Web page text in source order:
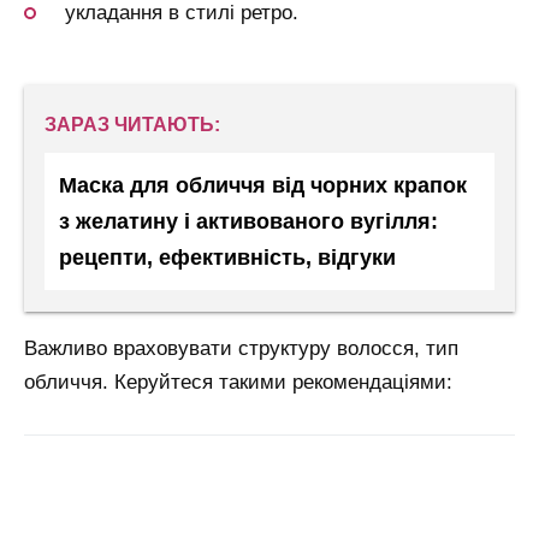
укладання в стилі ретро.
ЗАРАЗ ЧИТАЮТЬ:
Маска для обличчя від чорних крапок
з желатину і активованого вугілля:
рецепти, ефективність, відгуки
Важливо враховувати структуру волосся, тип
обличчя. Керуйтеся такими рекомендаціями: